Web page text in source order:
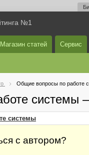
№1
Магазин статей Сервис
Общие вопросы по работе
системы
системы
с автором?